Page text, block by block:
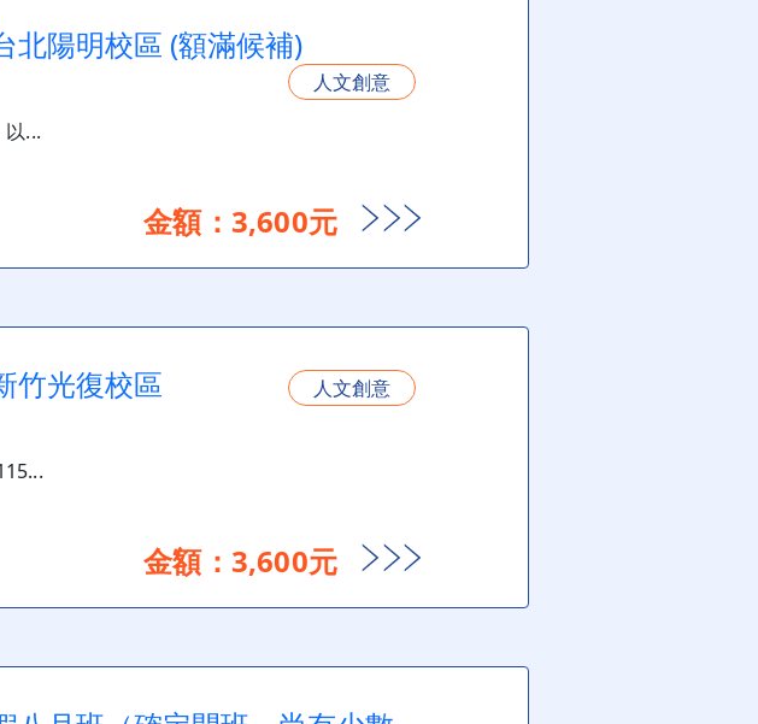
北陽明校區 (額滿候補)
人文創意
...
金額：3,600元
竹光復校區
人文創意
金額：3,600元